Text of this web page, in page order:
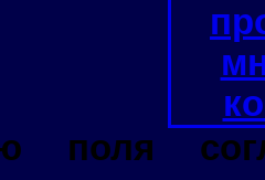
поля